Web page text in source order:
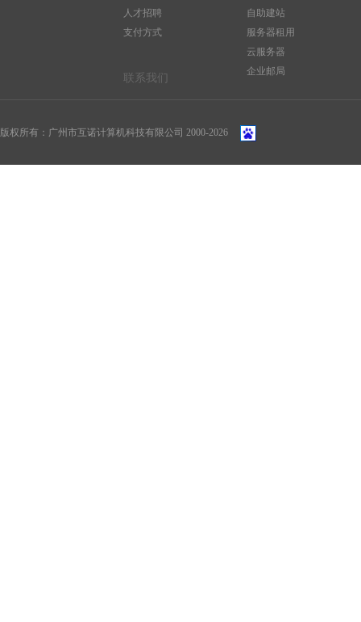
人才招聘
支付方式
联系我们
自助建站
服务器租用
云服务器
企业邮局
版权所有：广州市互诺计算机科技有限公司 2000-2026